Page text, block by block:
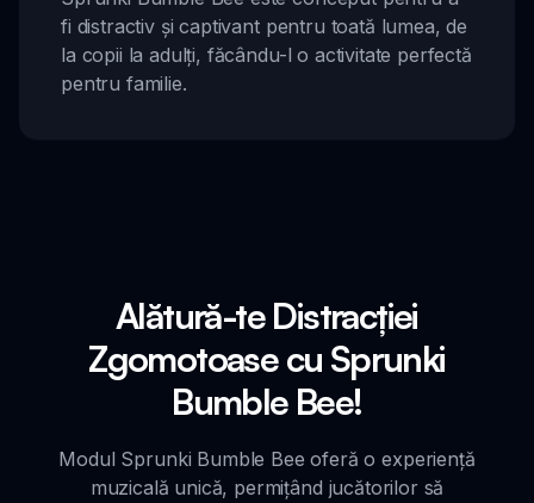
fi distractiv și captivant pentru toată lumea, de
la copii la adulți, făcându-l o activitate perfectă
pentru familie.
Alătură-te Distracției
Zgomotoase cu Sprunki
Bumble Bee!
Modul Sprunki Bumble Bee oferă o experiență
muzicală unică, permițând jucătorilor să